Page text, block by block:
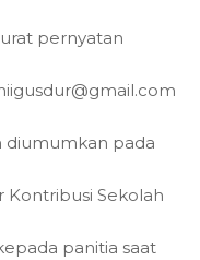
pernyatan
diumumkan pada
Sekolah
panitia saat